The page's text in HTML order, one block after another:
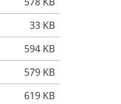
33 KB
594 KB
579 KB
619 KB